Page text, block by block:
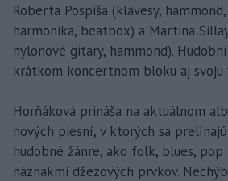
Roberta Pospiša (klávesy,
harmonika, beatbox) a Martina
nylonové gitary, hammond).
krátkom koncertnom bloku aj svoju
Horňáková prináša na aktuálnom
nových piesní, v ktorých sa
hudobné žánre, ako folk, blues,
náznakmi džezových prvkov.